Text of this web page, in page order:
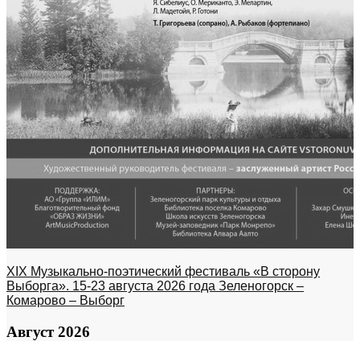
XIX Музыкально-поэтический фестиваль «В сторону
Выборга». 15-23 августа 2026 года Зеленогорск –
Комарово – Выборг
Август 2026